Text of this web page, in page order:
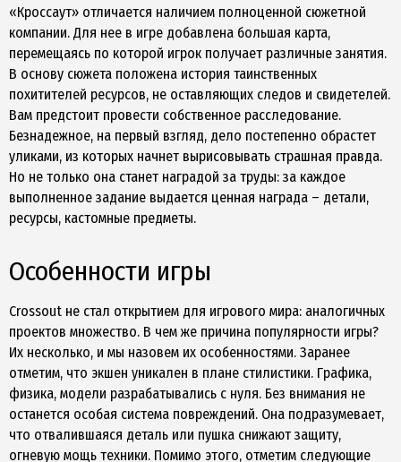
«Кроссаут» отличается наличием полноценной сюжетной
компании. Для нее в игре добавлена большая карта,
перемещаясь по которой игрок получает различные занятия.
В основу сюжета положена история таинственных
похитителей ресурсов, не оставляющих следов и свидетелей.
Вам предстоит провести собственное расследование.
Безнадежное, на первый взгляд, дело постепенно обрастет
уликами, из которых начнет вырисовывать страшная правда.
Но не только она станет наградой за труды: за каждое
выполненное задание выдается ценная награда – детали,
ресурсы, кастомные предметы.
Особенности игры
Crossout не стал открытием для игрового мира: аналогичных
проектов множество. В чем же причина популярности игры?
Их несколько, и мы назовем их особенностями. Заранее
отметим, что экшен уникален в плане стилистики. Графика,
физика, модели разрабатывались с нуля. Без внимания не
останется особая система повреждений. Она подразумевает,
что отвалившаяся деталь или пушка снижают защиту,
огневую мощь техники. Помимо этого, отметим следующие